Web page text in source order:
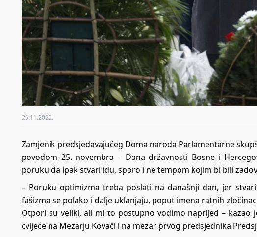
25.11.2022.
Zamjenik predsjedavajućeg Doma naroda Parlamentarne
povodom 25. novembra – Dana državnosti Bosne i
poruku da ipak stvari idu, sporo i ne tempom kojim bi bili
– Poruku optimizma treba poslati na današnji dan, jer
fašizma se polako i dalje uklanjaju, poput imena ratnih
Otpori su veliki, ali mi to postupno vodimo naprijed – kazao
cvijeće na Mezarju Kovači i na mezar prvog predsjednika